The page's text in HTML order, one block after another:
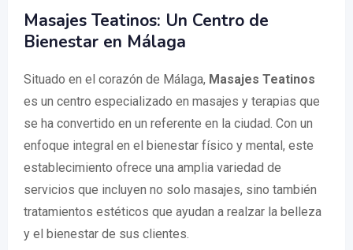
Masajes Teatinos: Un Centro de
Bienestar en Málaga
Situado en el corazón de Málaga, Masajes Teatinos
es un centro especializado en masajes y terapias que
se ha convertido en un referente en la ciudad. Con un
enfoque integral en el bienestar físico y mental, este
establecimiento ofrece una amplia variedad de
servicios que incluyen no solo masajes, sino también
tratamientos estéticos que ayudan a realzar la belleza
y el bienestar de sus clientes.